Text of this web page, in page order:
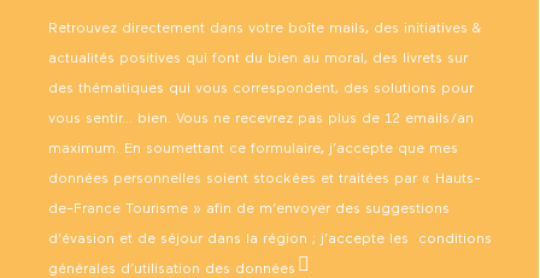
Retrouvez directement dans votre boîte mails, des initiatives &
actualités positives qui font du bien au moral, des livrets sur
des thématiques qui vous correspondent, des solutions pour
vous sentir… bien. Vous ne recevrez pas plus de 12 emails/an
maximum. En soumettant ce formulaire, j’accepte que mes
données personnelles soient stockées et traitées par « Hauts-
de-France Tourisme » afin de m’envoyer des suggestions
d’évasion et de séjour dans la région ; j’accepte les conditions
générales d’utilisation des données .